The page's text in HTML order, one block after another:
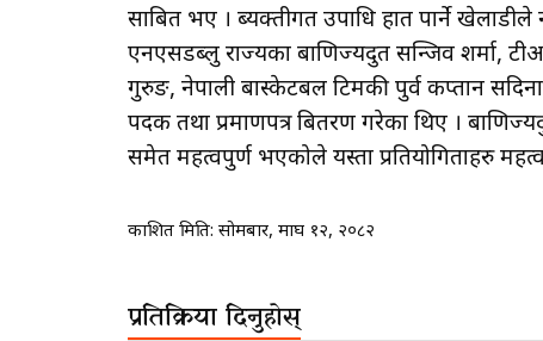
साबित भए । ब्यक्तीगत उपाधि हात पार्ने खेलाडीले
एनएसडब्लु राज्यका बाणिज्यदुत सन्जिव शर्मा,
गुरुङ, नेपाली बास्केटबल टिमकी पुर्व कप्तान
पदक तथा प्रमाणपत्र बितरण गरेका थिए ।
समेत महत्वपुर्ण भएकोले यस्ता प्रतियोगिताहरु
प्रकाशित मिति: सोमबार, माघ १२, २०८२
प्रतिक्रिया दिनुहोस्